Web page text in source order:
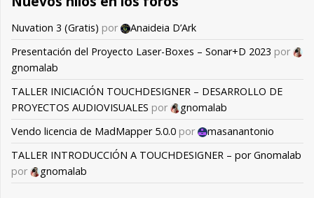
Nuvation 3 (Gratis) por
Anaideia D’Ark
Presentación del Proyecto Laser-Boxes – Sonar+D 2023 por
gnomalab
TALLER INICIACIÓN TOUCHDESIGNER – DESARROLLO DE
PROYECTOS AUDIOVISUALES por
gnomalab
Vendo licencia de MadMapper 5.0.0 por
masanantonio
TALLER INTRODUCCIÓN A TOUCHDESIGNER – por Gnomalab
por
gnomalab